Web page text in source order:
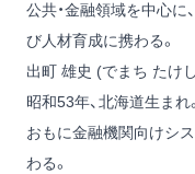
公共・金融領域を中心に
び人材育成に携わる。
出町 雄史 (でまち たけ
昭和53年、北海道生まれ
おもに金融機関向けシ
わる。